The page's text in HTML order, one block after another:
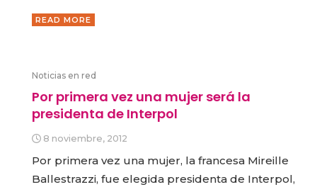
READ MORE
Noticias en red
Por primera vez una mujer será la
presidenta de Interpol
8 noviembre, 2012
Por primera vez una mujer, la francesa Mireille
Ballestrazzi, fue elegida presidenta de Interpol,